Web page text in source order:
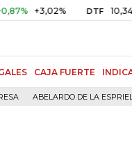
DTF 10,34%
CAJA FUERTE
ABELARDO DE LA